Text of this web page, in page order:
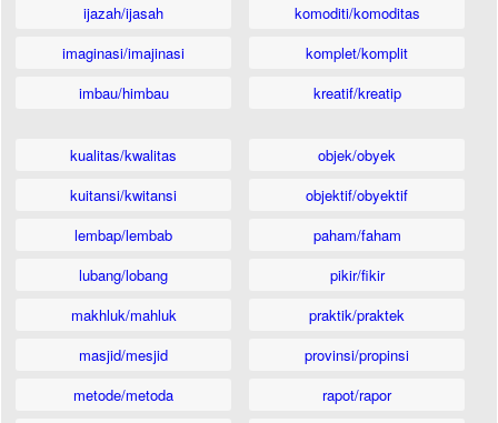
ijazah/ijasah
imaginasi/imajinasi
imbau/himbau
komoditi/komoditas
komplet/komplit
kreatif/kreatip
kualitas/kwalitas
kuitansi/kwitansi
lembap/lembab
lubang/lobang
makhluk/mahluk
masjid/mesjid
metode/metoda
objek/obyek
objektif/obyektif
paham/faham
pikir/fikir
praktik/praktek
provinsi/propinsi
rapot/rapor